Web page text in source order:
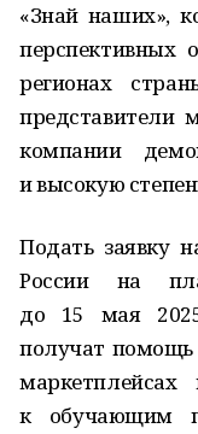
«Знай наших»,
перспективных
регионах
представители
компании
и высокую
Подать заявку
России на
до 15 мая
получат
к обучающим